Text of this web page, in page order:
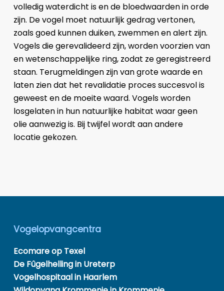
volledig waterdicht is en de bloedwaarden in orde
zijn. De vogel moet natuurlijk gedrag vertonen,
zoals goed kunnen duiken, zwemmen en alert zijn.
Vogels die gerevalideerd zijn, worden voorzien van
en wetenschappelijke ring, zodat ze geregistreerd
staan. Terugmeldingen zijn van grote waarde en
laten zien dat het revalidatie proces succesvol is
geweest en de moeite waard. Vogels worden
losgelaten in hun natuurlijke habitat waar geen
olie aanwezig is. Bij twijfel wordt aan andere
locatie gekozen.
Vogelopvangcentra
Ecomare op Texel
De Fûgelhelling in Ureterp
Vogelhospitaal in Haarlem